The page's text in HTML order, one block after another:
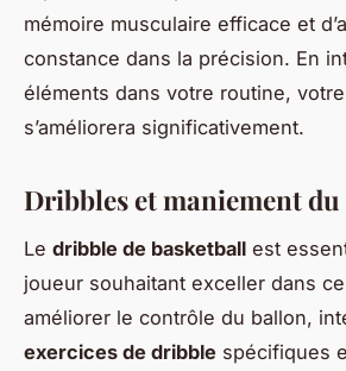
mémoire musculaire efficace et
constance dans la précision. En
éléments dans votre routine, votre
s’améliorera significativement.
Dribbles et maniement
Le dribble de basketball est
joueur souhaitant exceller dans
améliorer le contrôle du ballon,
exercices de dribble spécifiques